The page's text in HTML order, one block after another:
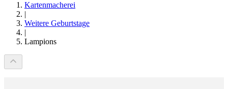
Kartenmacherei
|
Weitere Geburtstage
|
Lampions